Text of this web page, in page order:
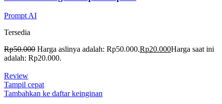
Prompt AI
Tersedia
Rp50.000 Harga aslinya adalah: Rp50.000.Rp20.000Harga saat ini
adalah: Rp20.000.
Review
Tampil cepat
Tambahkan ke daftar keinginan